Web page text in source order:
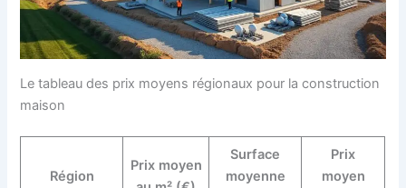
Le tableau des prix moyens régionaux pour la construction
maison
Région
Prix moyen
Surface
moyenne
Prix
moyen